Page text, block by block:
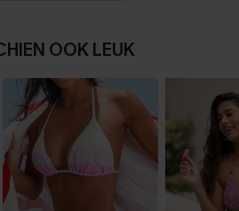
OOK LEUK